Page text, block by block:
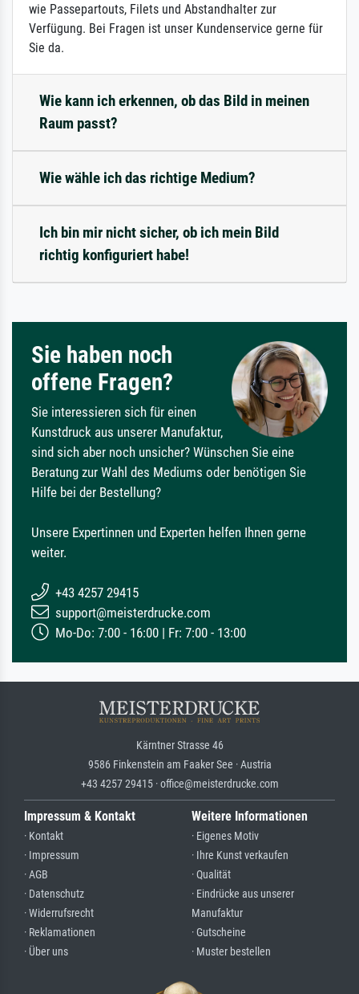
wie Passepartouts, Filets und Abstandhalter zur
Verfügung. Bei Fragen ist unser Kundenservice gerne für
Sie da.
Wie kann ich erkennen, ob das Bild in meinen
Raum passt?
Wie wähle ich das richtige Medium?
Ich bin mir nicht sicher, ob ich mein Bild
richtig konfiguriert habe!
Sie haben noch
offene Fragen?
Sie interessieren sich für einen
Kunstdruck aus unserer Manufaktur,
sind sich aber noch unsicher? Wünschen Sie eine
Beratung zur Wahl des Mediums oder benötigen Sie
Hilfe bei der Bestellung?
Unsere Expertinnen und Experten helfen Ihnen gerne
weiter.
+43 4257 29415
support@meisterdrucke.com
Mo-Do: 7:00 - 16:00 | Fr: 7:00 - 13:00
Kärntner Strasse 46
9586 Finkenstein am Faaker See · Austria
+43 4257 29415 · office@meisterdrucke.com
Impressum & Kontakt
· Kontakt
· Impressum
· AGB
· Datenschutz
· Widerrufsrecht
· Reklamationen
· Über uns
Weitere Informationen
· Eigenes Motiv
· Ihre Kunst verkaufen
· Qualität
· Eindrücke aus unserer
Manufaktur
· Gutscheine
· Muster bestellen